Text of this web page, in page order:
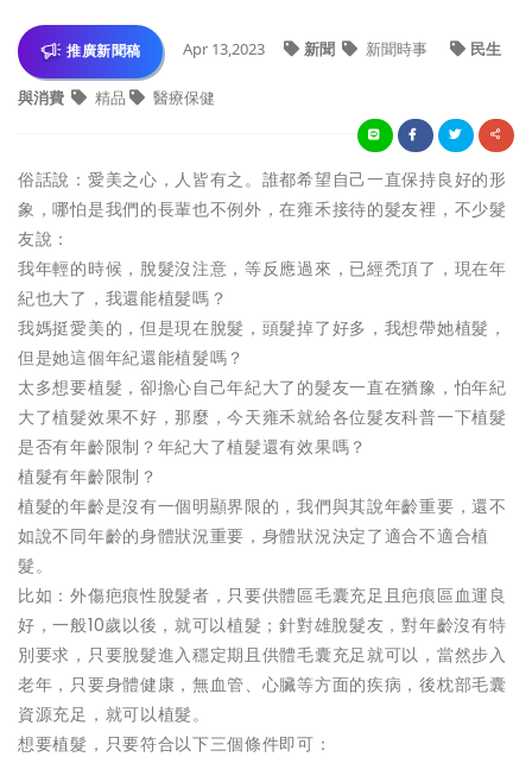
推廣新聞稿 Apr 13,2023 新聞 新聞時事 民生
與消費 精品 醫療保健
俗話說：愛美之心，人皆有之。誰都希望自己一直保持良好的形
象，哪怕是我們的長輩也不例外，在雍禾接待的髮友裡，不少髮
友說：
我年輕的時候，脫髮沒注意，等反應過來，已經禿頂了，現在年
紀也大了，我還能植髮嗎？
我媽挺愛美的，但是現在脫髮，頭髮掉了好多，我想帶她植髮，
但是她這個年紀還能植髮嗎？
太多想要植髮，卻擔心自己年紀大了的髮友一直在猶豫，怕年紀
大了植髮效果不好，那麼，今天雍禾就給各位髮友科普一下植髮
是否有年齡限制？年紀大了植髮還有效果嗎？
植髮有年齡限制？
植髮的年齡是沒有一個明顯界限的，我們與其說年齡重要，還不
如說不同年齡的身體狀況重要，身體狀況決定了適合不適合植
髮。
比如：外傷疤痕性脫髮者，只要供體區毛囊充足且疤痕區血運良
好，一般10歲以後，就可以植髮；針對雄脫髮友，對年齡沒有特
別要求，只要脫髮進入穩定期且供體毛囊充足就可以，當然步入
老年，只要身體健康，無血管、心臟等方面的疾病，後枕部毛囊
資源充足，就可以植髮。
想要植髮，只要符合以下三個條件即可：